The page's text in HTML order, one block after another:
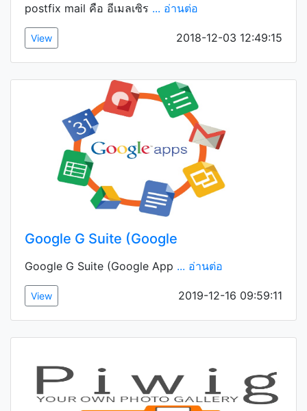
postfix mail คือ อีเมลเซิร ... อ่านต่อ
View 2018-12-03 12:49:15
Google G Suite (Google
Google G Suite (Google App ... อ่านต่อ
View 2019-12-16 09:59:11